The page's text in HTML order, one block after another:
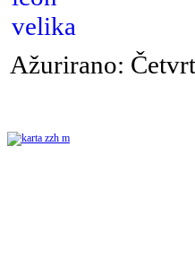
Ažurirano: